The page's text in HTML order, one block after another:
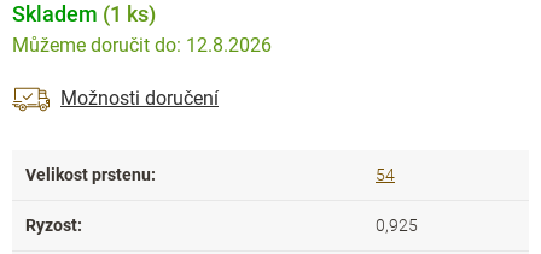
Skladem (1 ks)
12.8.2026
Možnosti doručení
Velikost prstenu: 54
Ryzost: 0,925